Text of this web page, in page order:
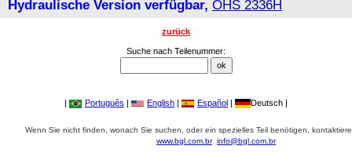
Hydraulische Version verfügbar, OHS 2336H
zurück
Suche nach Teilenummer:
| Português | English | Español | Deutsch |
Wenn Sie nicht finden, wonach Sie suchen, oder ein spezielles Teil benötigen,
www.bgl.com.br info@bgl.com.br